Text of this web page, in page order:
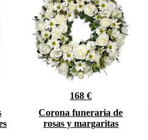
168 €
Corona funeraria de
rosas y margaritas